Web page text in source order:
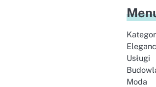
Usługi
Moda